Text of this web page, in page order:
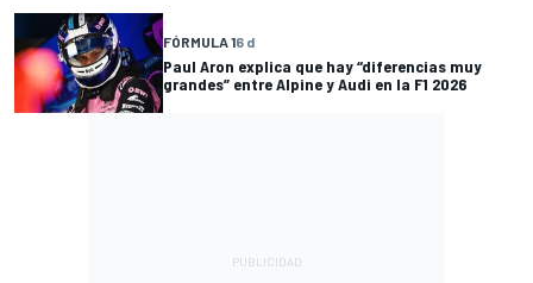
FÓRMULA 16 d
Paul Aron explica que hay “diferencias muy
grandes” entre Alpine y Audi en la F1 2026